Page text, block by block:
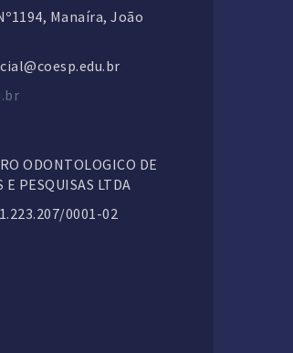
Manaíra, João
ODONTOLOGICO DE
E PESQUISAS LTDA
0001-02